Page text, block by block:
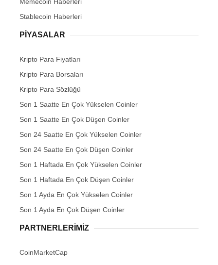
Stablecoin Haberleri
PIYASALAR
Kripto Para Fiyatları
Kripto Para Borsaları
Kripto Para Sözlüğü
Son 1 Saatte En Çok Yükselen Coinler
Son 1 Saatte En Çok Düşen Coinler
Son 24 Saatte En Çok Yükselen Coinler
Son 24 Saatte En Çok Düşen Coinler
Son 1 Haftada En Çok Yükselen Coinler
Son 1 Haftada En Çok Düşen Coinler
Son 1 Ayda En Çok Yükselen Coinler
Son 1 Ayda En Çok Düşen Coinler
PARTNERLERIMIZ
CoinMarketCap